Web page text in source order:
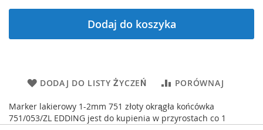
Dodaj do koszyka
DODAJ DO LISTY ŻYCZEŃ PORÓWNAJ
Marker lakierowy 1-2mm 751 złoty okrągła końcówka
751/053/ZL EDDING jest do kupienia w przyrostach co 1